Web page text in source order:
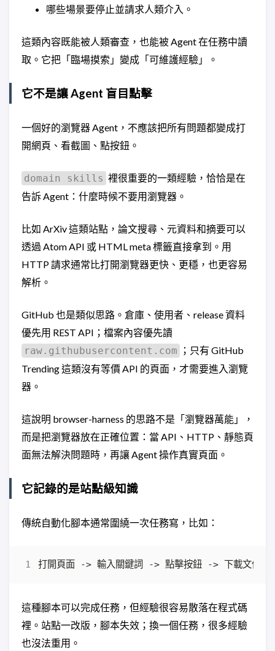
哪些場景要停止並請求人類介入。
這類內容既能被人類審查，也能被 Agent 在任務中讀
取。它把「臨場摸索」變成「可維護經驗」。
它不是讓 Agent 盲目點擊
一個好的瀏覽器 Agent，不應該把所有問題都變成打
開網頁、看截圖、點按鈕。
domain skills 裡很重要的一類經驗，恰恰是在
告訴 Agent：什麼時候不要用瀏覽器。
比如 ArXiv 這類站點，論文搜尋、元資料和摘要可以
透過 Atom API 或 HTML meta 標籤直接拿到。用
HTTP 請求通常比打開瀏覽器更快、更穩，也更容易
解析。
GitHub 也是類似思路。倉庫、使用者、release 資料
優先用 REST API；檔案內容優先讀
raw.githubusercontent.com
；只有 GitHub
Trending 這類沒有等價 API 的頁面，才需要進入瀏覽
器。
這說明 browser-harness 的思路不是「瀏覽器萬能」，
而是把瀏覽器放在正確位置：當 API、HTTP、靜態頁
面無法解決問題時，再讓 Agent 操作真實頁面。
它記錄的是站點級知識
傳統自動化腳本通常圍繞一次任務寫，比如：
這種腳本可以完成任務，但經驗很容易散落在程式碼
裡。站點一改版，腳本失效；換一個任務，很多經驗
也沒法重用。